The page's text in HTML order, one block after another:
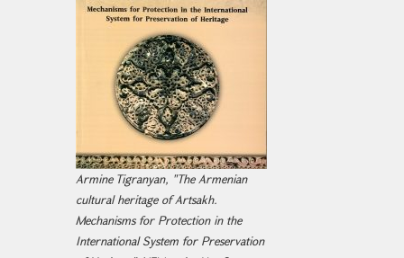
Armine Tigranyan, "The Armenian
cultural heritage of Artsakh.
Mechanisms for Protection in the
International System for Preservation